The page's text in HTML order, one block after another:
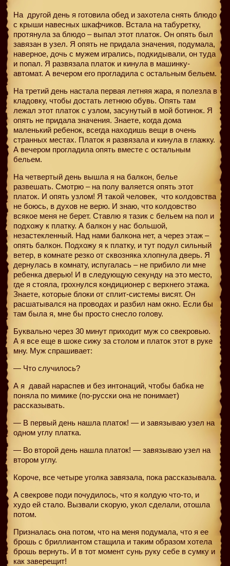
На другой день я готовила обед и захотела снять блюдо
с крыши навесных шкафчиков. Встала на табуретку,
протянула за блюдо – выпал этот платок. Он опять был
завязан в узел. Я опять не придала значения, подумала,
наверное, дочь с мужем игрались, подкидывали, он туда
и попал. Я развязала платок и кинула в машинку-
автомат. А вечером его прогладила с остальным бельем.
На третий день настала первая летняя жара, я полезла в
кладовку, чтобы достать летнюю обувь. Опять там
лежал этот платок с узлом, засунутый в мой ботинок. Я
опять не придала значения. Знаете, когда дома
маленький ребенок, всегда находишь вещи в очень
странных местах. Платок я развязала и кинула в глажку.
А вечером прогладила опять вместе с остальным
бельем.
На четвертый день вышла я на балкон, белье
развешать. Смотрю – на полу валяется опять этот
платок. И опять узлом! Я такой человек, что колдовства
не боюсь, в духов не верю. И знаю, что колдовство
всякое меня не берет. Ставлю я тазик с бельем на пол и
подхожу к платку. А балкон у нас большой,
незастекленный. Над нами балкона нет, а через этаж –
опять балкон. Подхожу я к платку, и тут подул сильный
ветер, в комнате резко от сквозняка хлопнула дверь. Я
дернулась в комнату, испугалась – не прибило ли мне
ребенка дверью! И в следующую секунду на это место,
где я стояла, грохнулся кондиционер с верхнего этажа.
Знаете, которые блоки от сплит-системы висят. Он
расшатывался на проводах и разбил нам окно. Если бы
там была я, мне бы просто снесло голову.
Буквально через 30 минут приходит муж со свекровью.
А я все еще в шоке сижу за столом и платок этот в руке
мну. Муж спрашивает:
— Что случилось?
А я давай нараспев и без интонаций, чтобы бабка не
поняла по мимике (по-русски она не понимает)
рассказывать.
— В первый день нашла платок! — и завязываю узел на
одном углу платка.
— Во второй день нашла платок! — завязываю узел на
втором углу.
Короче, все четыре уголка завязала, пока рассказывала.
А свекрове поди почудилось, что я колдую что-то, и
худо ей стало. Вызвали скорую, укол сделали, отошла
потом.
Призналась она потом, что на меня подумала, что я ее
брошь с бриллиантом стащила и таким образом хотела
брошь вернуть. И в тот момент сунь руку себе в сумку и
как заверещит!